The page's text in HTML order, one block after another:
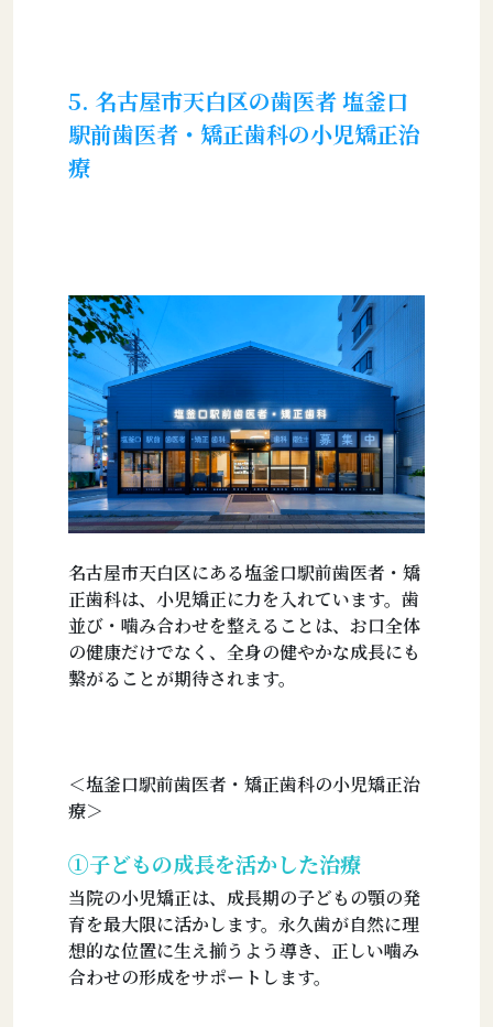
5. 名古屋市天白区の歯医者 塩釜口
駅前歯医者・矯正歯科の小児矯正治
療
名古屋市天白区にある塩釜口駅前歯医者・矯
正歯科は、小児矯正に力を入れています。歯
並び・噛み合わせを整えることは、お口全体
の健康だけでなく、全身の健やかな成長にも
繋がることが期待されます。
＜塩釜口駅前歯医者・矯正歯科の小児矯正治
療＞
①子どもの成長を活かした治療
当院の小児矯正は、成長期の子どもの顎の発
育を最大限に活かします。永久歯が自然に理
想的な位置に生え揃うよう導き、正しい噛み
合わせの形成をサポートします。